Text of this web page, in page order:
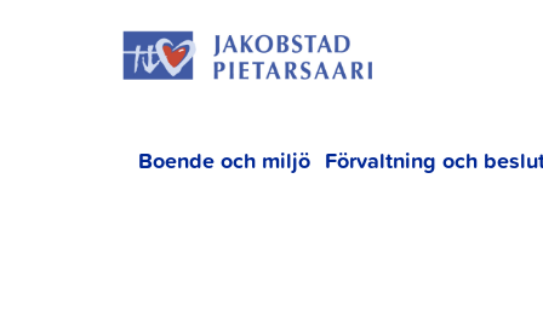
Boende och miljö Förvaltning och